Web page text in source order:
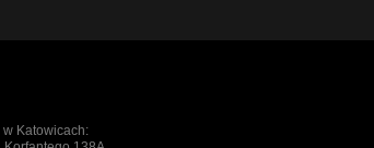
w Katowicach: